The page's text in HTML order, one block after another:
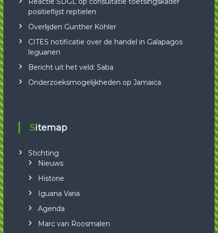
positieflijst reptielen
Overlijden Gunther Köhler
CITES notificatie over de handel in Galapagos
leguanen
Bericht uit het veld: Saba
Onderzoeksmogelijkheden op Jamaica
Sitemap
Stichting
Nieuws
Historie
Iguana Varia
Agenda
Marc van Roosmalen